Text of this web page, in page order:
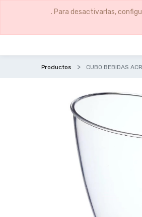
. Para desactivarlas,
Productos CUBO BEBIDAS